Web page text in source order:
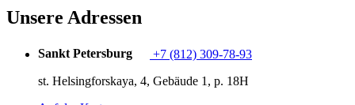
Unsere Adressen
Sankt Petersburg
+7 (812) 309-78-93
st. Helsingforskaya, 4, Gebäude 1, p. 18H